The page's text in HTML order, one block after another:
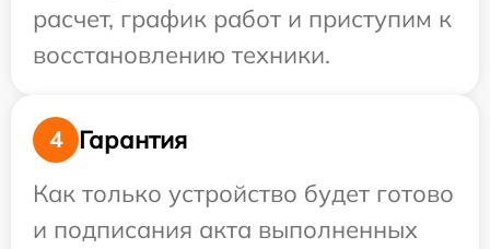
расчет, график работ и приступим к
восстановлению техники.
4
Гарантия
Как только устройство будет готово
и подписания акта выполненных